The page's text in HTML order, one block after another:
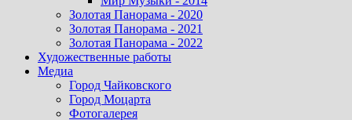
Золотая Панорама - 2020
Золотая Панорама - 2021
Золотая Панорама - 2022
Художественные работы
Медиа
Город Чайковского
Город Моцарта
Фотогалерея